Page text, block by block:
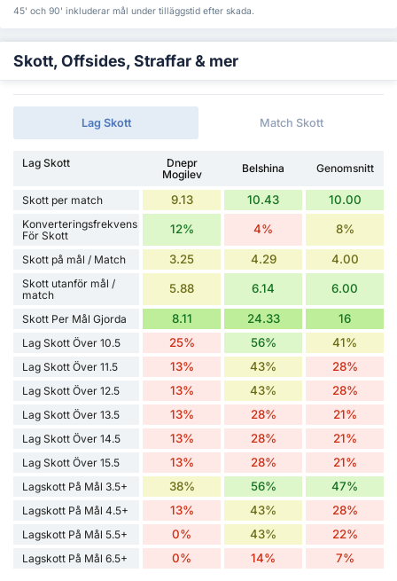
45' och 90' inkluderar mål under tilläggstid efter skada.
Skott, Offsides, Straffar & mer
Lag Skott Match Skott
Lag Skott
Dnepr
Mogilev
Belshina Genomsnitt
Skott per match 9.13 10.43 10.00
Konverteringsfrekvens
För Skott
12% 4% 8%
Skott på mål / Match 3.25 4.29 4.00
Skott utanför mål /
match
5.88 6.14 6.00
Skott Per Mål Gjorda 8.11 24.33 16
Lag Skott Över 10.5 25% 56% 41%
Lag Skott Över 11.5 13% 43% 28%
Lag Skott Över 12.5 13% 43% 28%
Lag Skott Över 13.5 13% 28% 21%
Lag Skott Över 14.5 13% 28% 21%
Lag Skott Över 15.5 13% 28% 21%
Lagskott På Mål 3.5+ 38% 56% 47%
Lagskott På Mål 4.5+ 13% 43% 28%
Lagskott På Mål 5.5+ 0% 43% 22%
Lagskott På Mål 6.5+ 0% 14% 7%